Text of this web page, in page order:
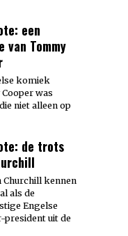
een
van Tommy
komiek
was
niet alleen op
de trots
Churchill kennen
als de
Engelse
president uit de